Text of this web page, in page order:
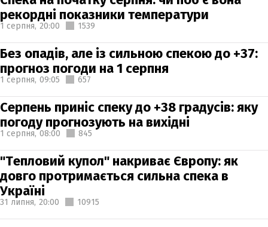
рекордні показники температури
1 серпня, 20:00 1539
Без опадів, але із сильною спекою до +37:
прогноз погоди на 1 серпня
1 серпня, 09:05 657
Серпень приніс спеку до +38 градусів: яку
погоду прогнозують на вихідні
1 серпня, 08:00 845
"Тепловий купол" накриває Європу: як
довго протримається сильна спека в
Україні
31 липня, 20:00 10915